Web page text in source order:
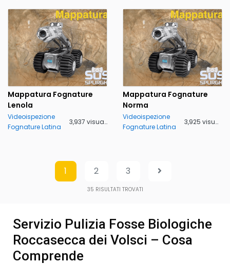
Mappatura Fognature
Lenola
Videoispezione
Fognature Latina
3,937 visualizzazioni
Mappatura Fognature
Norma
Videoispezione
Fognature Latina
3,925 visualizzazioni
1 2 3
35 RISULTATI TROVATI
Servizio Pulizia Fosse Biologiche
Roccasecca dei Volsci – Cosa
Comprende